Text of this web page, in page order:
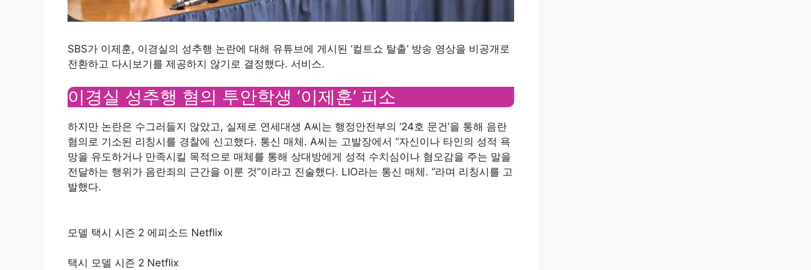
SBS가 이제훈, 이경실의 성추행 논란에 대해 유튜브에 게시된 ‘컬트쇼 탈출’ 방송 영상을 비공개로
전환하고 다시보기를 제공하지 않기로 결정했다. 서비스.
이경실 성추행 혐의 투안학생 ‘이제훈’ 피소
하지만 논란은 수그러들지 않았고, 실제로 연세대생 A씨는 행정안전부의 ’24호 문건’을 통해 음란
혐의로 기소된 리칭시를 경찰에 신고했다. 통신 매체. A씨는 고발장에서 “자신이나 타인의 성적 욕
망을 유도하거나 만족시킬 목적으로 매체를 통해 상대방에게 성적 수치심이나 혐오감을 주는 말을
전달하는 행위가 음란죄의 근간을 이룬 것”이라고 진술했다. LIO라는 통신 매체. “라며 리칭시를 고
발했다.
모델 택시 시즌 2 에피소드 Netflix
택시 모델 시즌 2 Netflix